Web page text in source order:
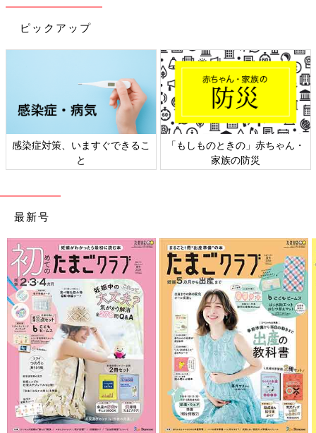
ピックアップ
しものときの」赤ちゃん・
家族の防災
日本外来小児科学会リーフレッ
ト検討会
六
最新号